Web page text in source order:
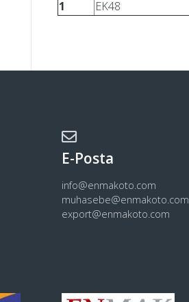
1
EK48
E-Posta
info@enmakoto.com
muhasebe@enmakoto.com
export@enmakoto.com